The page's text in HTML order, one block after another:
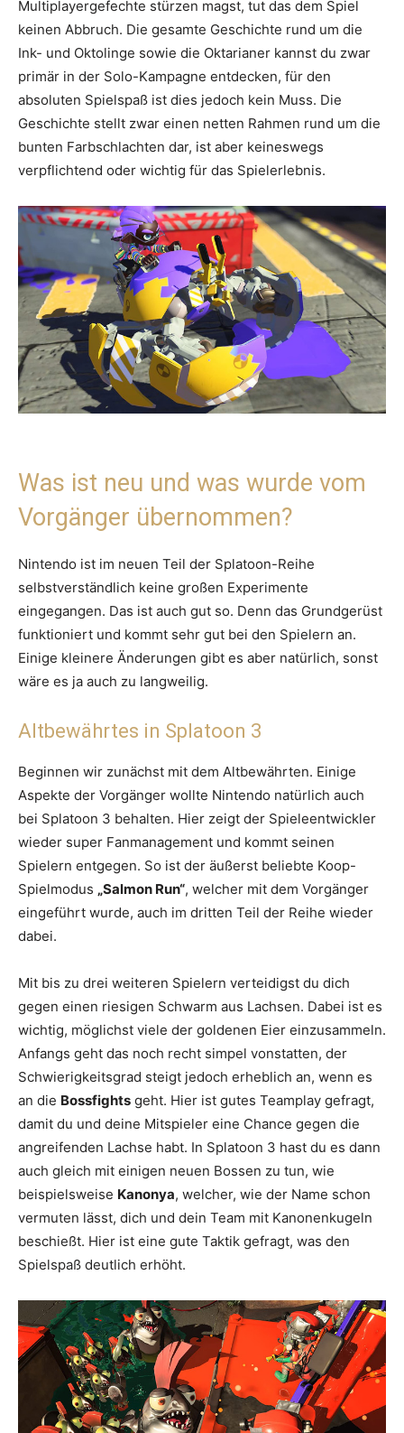
Multiplayergefechte stürzen magst, tut das dem Spiel
keinen Abbruch. Die gesamte Geschichte rund um die
Ink- und Oktolinge sowie die Oktarianer kannst du zwar
primär in der Solo-Kampagne entdecken, für den
absoluten Spielspaß ist dies jedoch kein Muss. Die
Geschichte stellt zwar einen netten Rahmen rund um die
bunten Farbschlachten dar, ist aber keineswegs
verpflichtend oder wichtig für das Spielerlebnis.
Was ist neu und was wurde vom
Vorgänger übernommen?
Nintendo ist im neuen Teil der Splatoon-Reihe
selbstverständlich keine großen Experimente
eingegangen. Das ist auch gut so. Denn das Grundgerüst
funktioniert und kommt sehr gut bei den Spielern an.
Einige kleinere Änderungen gibt es aber natürlich, sonst
wäre es ja auch zu langweilig.
Altbewährtes in Splatoon 3
Beginnen wir zunächst mit dem Altbewährten. Einige
Aspekte der Vorgänger wollte Nintendo natürlich auch
bei Splatoon 3 behalten. Hier zeigt der Spieleentwickler
wieder super Fanmanagement und kommt seinen
Spielern entgegen. So ist der äußerst beliebte Koop-
Spielmodus „Salmon Run“, welcher mit dem Vorgänger
eingeführt wurde, auch im dritten Teil der Reihe wieder
dabei.
Mit bis zu drei weiteren Spielern verteidigst du dich
gegen einen riesigen Schwarm aus Lachsen. Dabei ist es
wichtig, möglichst viele der goldenen Eier einzusammeln.
Anfangs geht das noch recht simpel vonstatten, der
Schwierigkeitsgrad steigt jedoch erheblich an, wenn es
an die Bossfights geht. Hier ist gutes Teamplay gefragt,
damit du und deine Mitspieler eine Chance gegen die
angreifenden Lachse habt. In Splatoon 3 hast du es dann
auch gleich mit einigen neuen Bossen zu tun, wie
beispielsweise Kanonya, welcher, wie der Name schon
vermuten lässt, dich und dein Team mit Kanonenkugeln
beschießt. Hier ist eine gute Taktik gefragt, was den
Spielspaß deutlich erhöht.